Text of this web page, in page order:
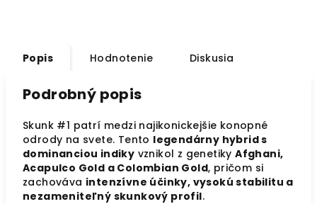
Popis Hodnotenie Diskusia
Podrobný popis
Skunk #1 patrí medzi najikonickejšie konopné
odrody na svete. Tento legendárny hybrid s
dominanciou indiky vznikol z genetikyAfghani,
Acapulco Gold a Colombian Gold, pričom si
zachováva intenzívne účinky, vysokú stabilitu a
nezameniteľný skunkový profil.